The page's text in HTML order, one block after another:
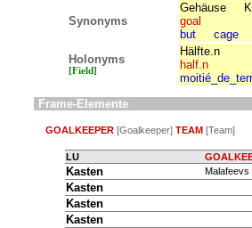
Synonyms
Gehäuse
goal
but
cage
Holonyms
[Field]
Hälfte.n
half.n
Frame-Elemente
GOALKEEPER [Goalkeeper] TEAM [Team]
LU
Kasten Malafeevs
Kasten
Kasten
Kasten